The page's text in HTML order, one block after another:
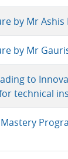
by Mr
by Mr
to
technical